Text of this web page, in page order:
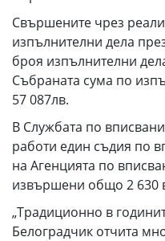
Свършените чрез
изпълнителни дела
броя изпълнителни
Събраната сума по
57 087лв.
В Службата по
работи един съдия по
на Агенцията по
извършени общо 2 630
„Традиционно в
Белоградчик отчита